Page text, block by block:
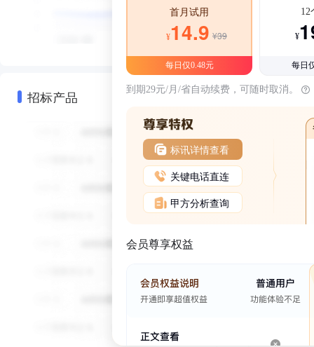
招标产品
首月试用
¥14.9 ¥39
每日仅0.48元
12
¥
每日
到期29元/月/省自动续费，可随时取消。
标讯详情查看
关键电话直连
甲方分析查询
会员尊享权益